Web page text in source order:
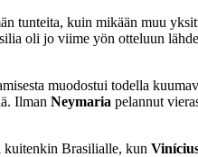
tunteita, kuin mikään muu
oli jo viime yön otteluun
muodostui todella
Ilman Neymaria pelannut
kuitenkin Brasilialle, kun